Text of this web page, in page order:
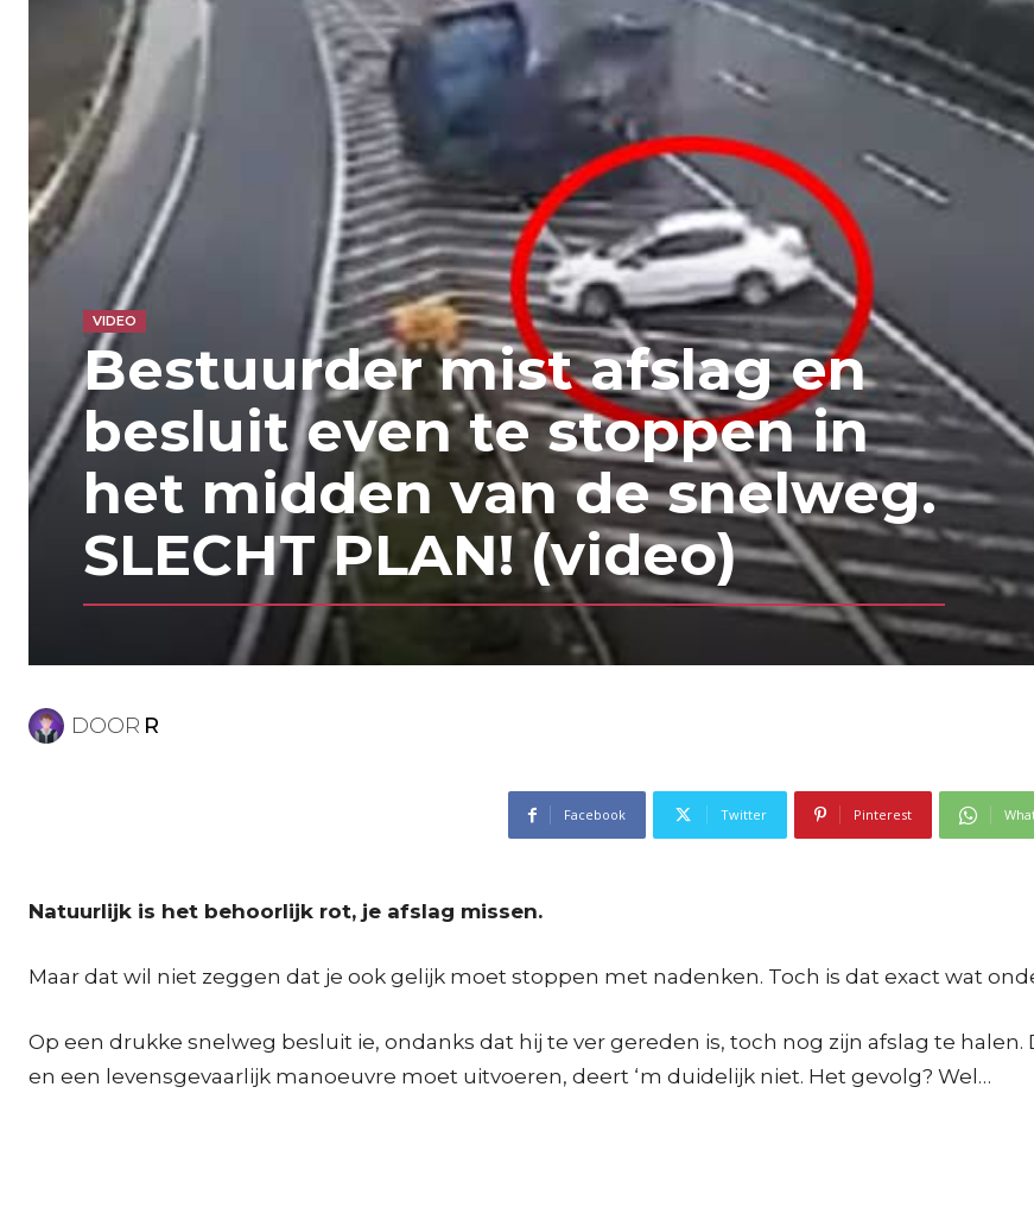
VIDEO
Bestuurder mist afslag en
besluit even te stoppen in
het midden van de snelweg.
SLECHT PLAN! (video)
DOOR R
Facebook Twitter Pinterest
Natuurlijk is het behoorlijk rot, je afslag missen.
Maar dat wil niet zeggen dat je ook gelijk moet stoppen met nadenken. Toch is dat exact wat
Op een drukke snelweg besluit ie, ondanks dat hij te ver gereden is, toch nog zijn afslag te
en een levensgevaarlijk manoeuvre moet uitvoeren, deert ‘m duidelijk niet. Het gevolg? Wel…